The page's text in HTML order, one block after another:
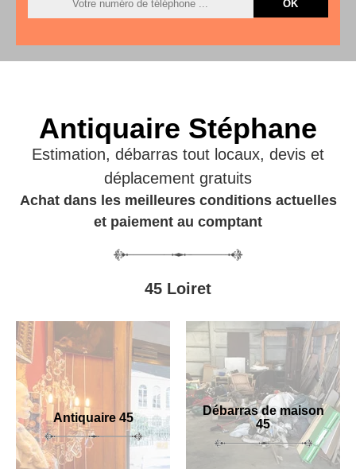
Antiquaire Stéphane
Estimation, débarras tout locaux, devis et
déplacement gratuits
Achat dans les meilleures conditions actuelles
et paiement au comptant
45 Loiret
Antiquaire 45
Débarras de maison
45